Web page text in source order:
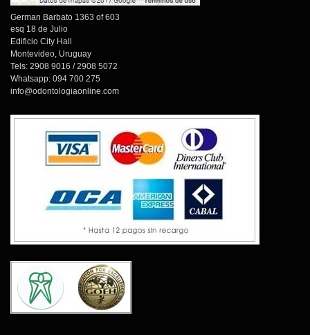
German Barbato 1363 of 603
esq 18 de Julio
Edificio City Hall
Montevideo, Uruguay
Tels: 2908 9016 / 2908 5072
Whatsapp: 094 700 275
info@odontologiaonline.com